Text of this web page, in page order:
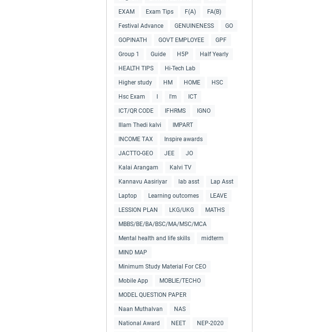
EXAM Exam Tips F(A) FA(B)
Festival Advance GENUINENESS GO
GOPINATH GOVT EMPLOYEE GPF
Group 1 Guide H5P Half Yearly
HEALTH TIPS Hi-Tech Lab
Higher study HM HOME HSC
Hsc Exam I'm ICT
ICT/QR CODE IFHRMS IGNO
Illam Thedi kalvi IMPART
INCOME TAX Inspire awards
JACTTO-GEO JEE JO
Kalai Arangam Kalvi TV
Kannavu Aasiriyar lab asst Lap Asst
Laptop Learning outcomes LEAVE
LESSION PLAN LKG/UKG MATHS
MBBS/BE/BA/BSC/MA/MSC/MCA
Mental health and life skills midterm
MIND MAP
Minimum Study Material For CEO
Mobile App MOBLIE/TECHO
MODEL QUESTION PAPER
Naan Muthalvan NAS
National Award NEET NEP-2020